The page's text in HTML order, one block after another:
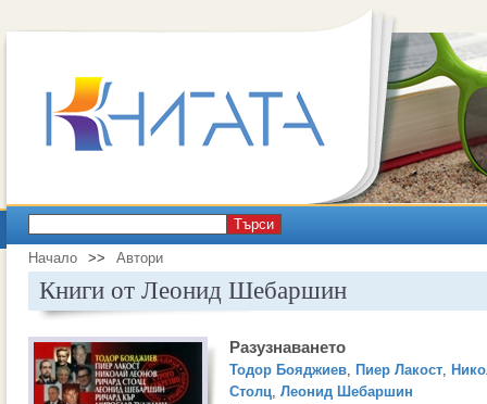
Търси
Начало >> Автори
Книги от Леонид Шебаршин
Разузнаването
Тодор Бояджиев, Пиер Лакост,
Столц, Леонид Шебаршин